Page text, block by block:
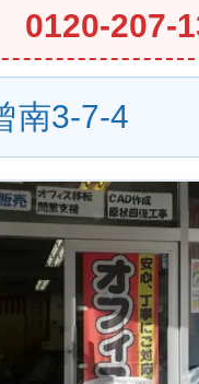
0120-207-
南3-7-4